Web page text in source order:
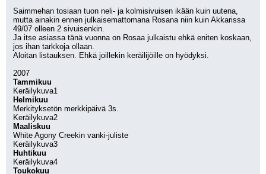
Saimmehan tosiaan tuon neli- ja kolmisivuisen ikään kuin uutena,
mutta ainakin ennen julkaisemattomana Rosana niin kuin Akkarissa
49/07 olleen 2 sivuisenkin.
Ja itse asiassa tänä vuonna on Rosaa julkaistu ehkä eniten koskaan,
jos ihan tarkkoja ollaan.
Aloitan listauksen. Ehkä joillekin keräilijöille on hyödyksi.
2007
Tammikuu
Keräilykuva1
Helmikuu
Merkityksetön merkkipäivä 3s.
Keräilykuva2
Maaliskuu
White Agony Creekin vanki-juliste
Keräilykuva3
Huhtikuu
Keräilykuva4
Toukokuu